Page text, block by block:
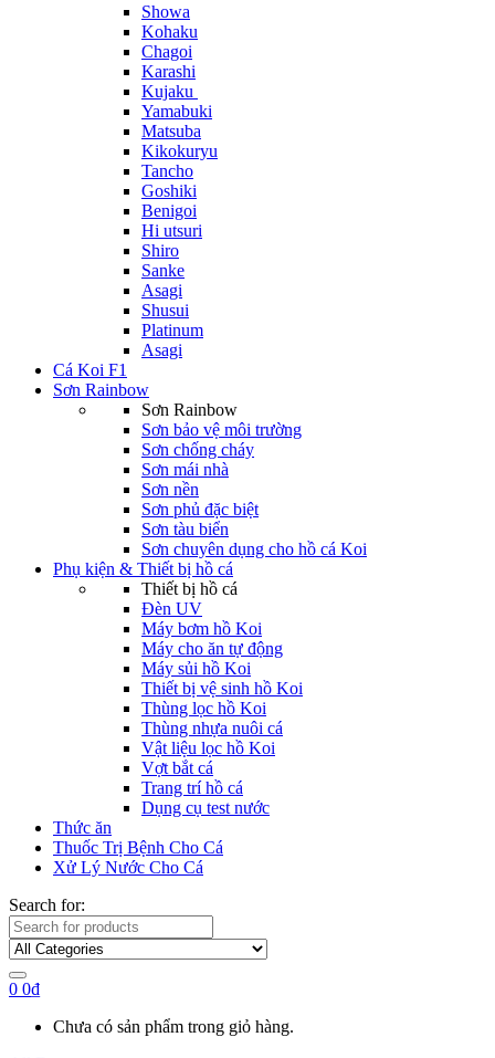
Showa
Kohaku
Chagoi
Karashi
Kujaku
Yamabuki
Matsuba
Kikokuryu
Tancho
Goshiki
Benigoi
Hi utsuri
Shiro
Sanke
Asagi
Shusui
Platinum
Asagi
Cá Koi F1
Sơn Rainbow
Sơn Rainbow
Sơn bảo vệ môi trường
Sơn chống cháy
Sơn mái nhà
Sơn nền
Sơn phủ đặc biệt
Sơn tàu biển
Sơn chuyên dụng cho hồ cá Koi
Phụ kiện & Thiết bị hồ cá
Thiết bị hồ cá
Đèn UV
Máy bơm hồ Koi
Máy cho ăn tự động
Máy sủi hồ Koi
Thiết bị vệ sinh hồ Koi
Thùng lọc hồ Koi
Thùng nhựa nuôi cá
Vật liệu lọc hồ Koi
Vợt bắt cá
Trang trí hồ cá
Dụng cụ test nước
Thức ăn
Thuốc Trị Bệnh Cho Cá
Xử Lý Nước Cho Cá
Search for:
0 0₫
Chưa có sản phẩm trong giỏ hàng.